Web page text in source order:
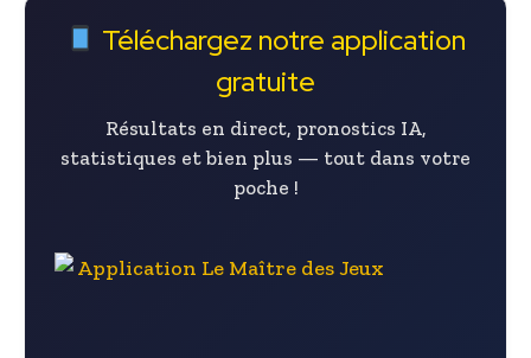
Téléchargez notre application
gratuite
Résultats en direct, pronostics IA,
statistiques et bien plus — tout dans votre
poche !